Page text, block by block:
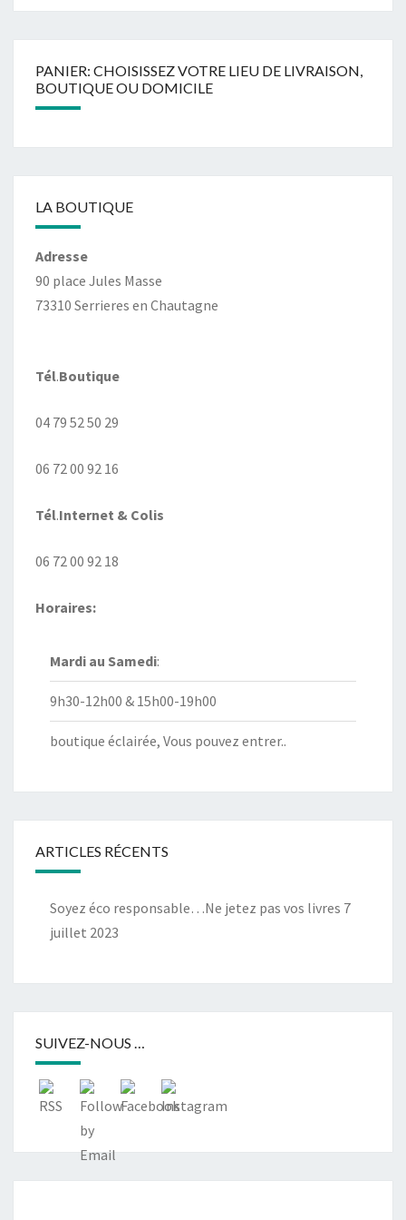
PANIER: CHOISISSEZ VOTRE LIEU DE LIVRAISON,
BOUTIQUE OU DOMICILE
LA BOUTIQUE
Adresse
90 place Jules Masse
73310 Serrieres en Chautagne
Tél.Boutique
04 79 52 50 29
06 72 00 92 16
Tél.Internet & Colis
06 72 00 92 18
Horaires:
Mardi au Samedi:
9h30-12h00 & 15h00-19h00
boutique éclairée, Vous pouvez entrer..
ARTICLES RÉCENTS
Soyez éco responsable…Ne jetez pas vos livres 7
juillet 2023
SUIVEZ-NOUS …